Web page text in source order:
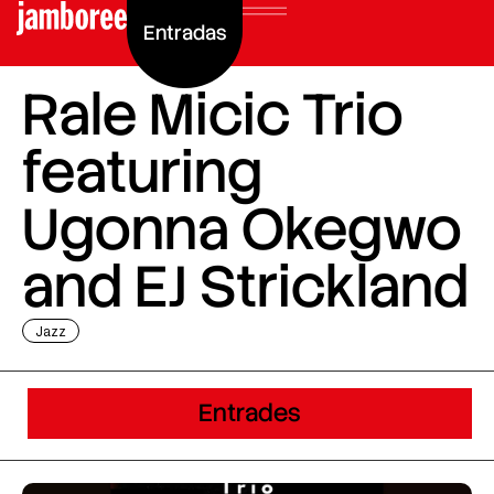
Entradas
Rale Micic Trio
featuring
Ugonna Okegwo
and EJ Strickland
Jazz
Entrades